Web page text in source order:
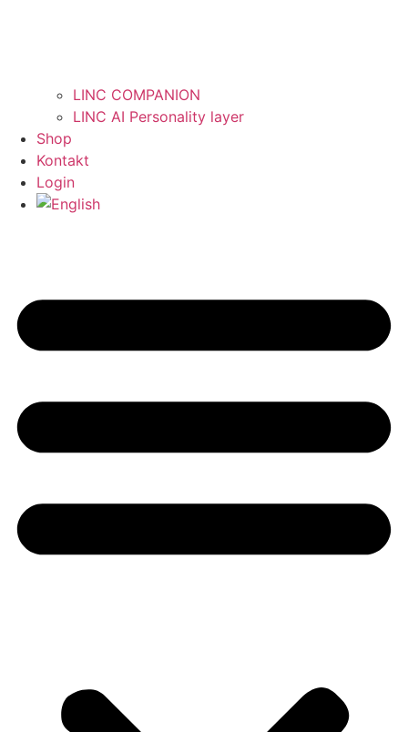
LINC COMPANION
LINC AI Personality layer
Shop
Kontakt
Login